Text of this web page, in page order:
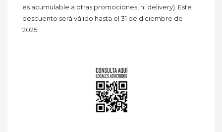
es acumulable a otras promociones, ni delivery). Este
descuento será válido hasta el 31 de diciembre de
2025.